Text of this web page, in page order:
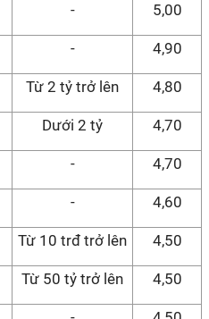
- 5,00
- 4,90
Từ 2 tỷ trở lên 4,80
Dưới 2 tỷ 4,70
- 4,70
- 4,60
Từ 10 trđ trở lên 4,50
Từ 50 tỷ trở lên 4,50